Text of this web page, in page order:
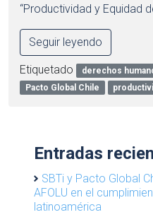
“Productividad y Equidad
Seguir leyendo
Etiquetado derechos
Pacto Global Chile
Entradas
SBTi y Pacto Global
AFOLU en el
latinoamérica